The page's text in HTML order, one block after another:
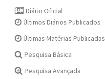
Diário Oficial
Últimos Diários Publicados
Últimas Matérias Publicadas
Pesquisa Básica
Pesquisa Avançada